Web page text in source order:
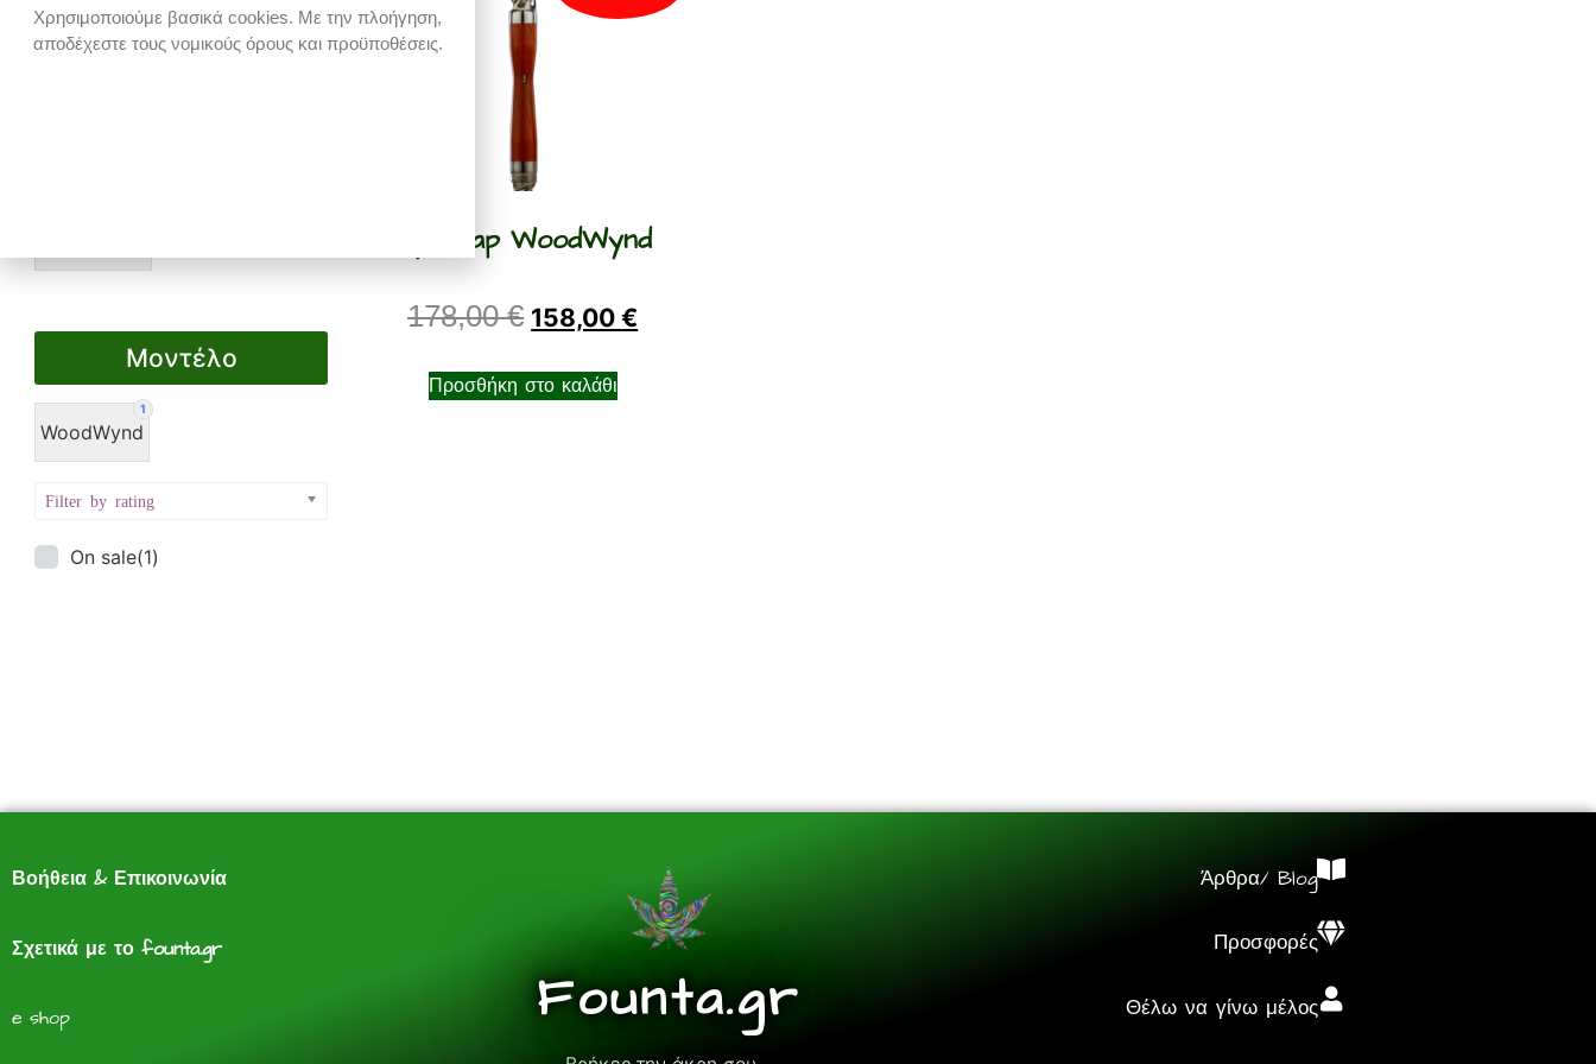
1
DYNAVAP
Μοντέλο
1
WoodWynd
Filter by rating
On sale(1)
Dynavap WoodWynd
178,00€ 158,00€
Προσθήκη στο καλάθι
Βοήθεια & Επικοινωνία
Σχετικά με το founta.gr
e shop Founta.gr
Άρθρα/ Blog
Προσφορές
Θέλω να γίνω μέλος
Χρησιμοποιούμε βασικά cookies. Με την πλοήγηση,
αποδέχεστε τους νομικούς όρους και προϋποθέσεις.